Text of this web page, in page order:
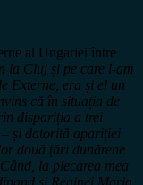
al Ungariei între
la Cluj și pe care l-am
Externe, era și el un
că în situația de
dispariția a trei
și datorită apariției
două țări dunărene
la plecarea mea
și Reginei Maria,